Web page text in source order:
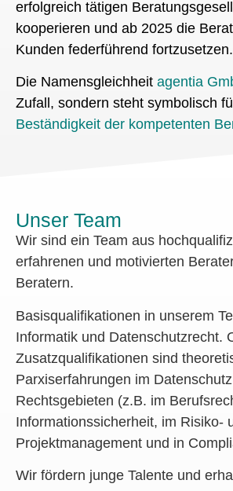
erfolgreich tätigen
kooperieren und ab 2025 die
Kunden federführend fortzusetzen.
Die Namensgleichheit agentia
Zufall, sondern steht symbolisch
Beständigkeit der kompetenten
Unser Team
Wir sind ein Team aus
erfahrenen und motivierten
Beratern.
Basisqualifikationen in unserem
Informatik und Datenschutzrecht.
Zusatzqualifikationen sind
Parxiserfahrungen im
Rechtsgebieten (z.B. im
Informationssicherheit, im Risiko-
Projektmanagement und in
Wir fördern junge Talente und